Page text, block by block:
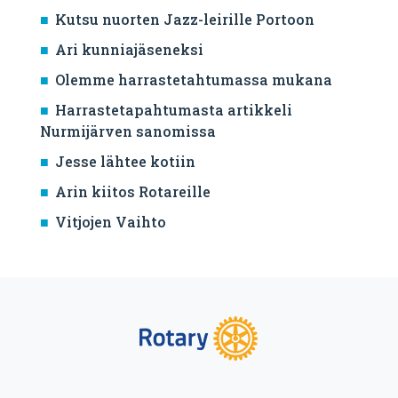
Kutsu nuorten Jazz-leirille Portoon
Ari kunniajäseneksi
Olemme harrastetahtumassa mukana
Harrastetapahtumasta artikkeli
Nurmijärven sanomissa
Jesse lähtee kotiin
Arin kiitos Rotareille
Vitjojen Vaihto